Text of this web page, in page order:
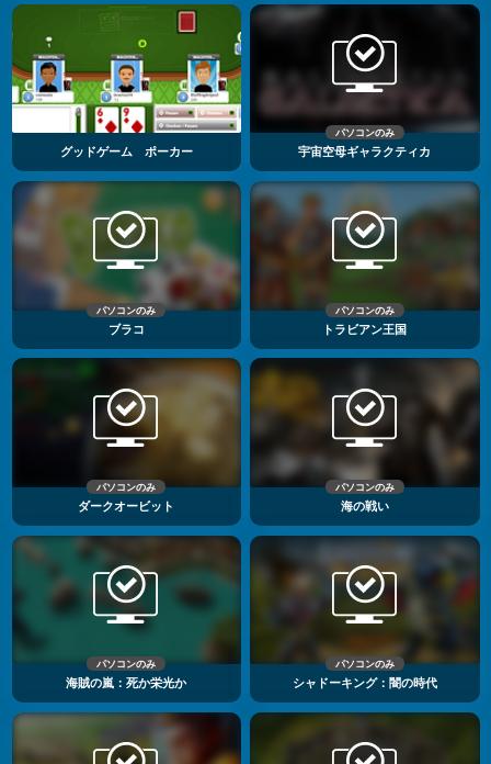
グッドゲーム ポーカー
パソコンのみ
宇宙空母ギャラクティカ
パソコンのみ
ブラコ
パソコンのみ
トラビアン王国
パソコンのみ
ダークオービット
パソコンのみ
海の戦い
パソコンのみ
海賊の嵐：死か栄光か
パソコンのみ
シャドーキング：闇の時代